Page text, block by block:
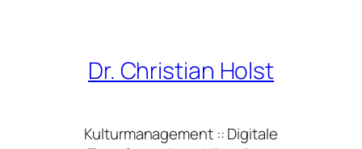
Dr. Christian Holst
Kulturmanagement :: Digitale